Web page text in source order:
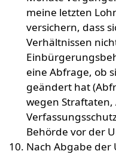
meine letzten
versichern, dass
Verhältnissen
eine Abfrage, ob
geändert hat
wegen Straftaten,
Behörde vor der
Nach Abgabe der